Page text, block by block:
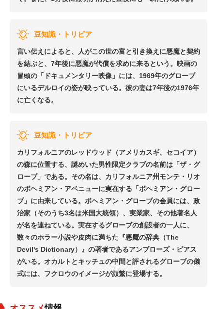
豆知識・トリビア
言い伝えによると、人がこの世の富と引き換えに悪魔と契約
を結ぶと、7年後に悪魔が代償を求めに来るという。映画の
冒頭の「ドキュメンタリー映像」には、1969年のグローブ
にいるデルロイの姿が映っている。彼の妻は7年後の1976年
に亡くなる。
豆知識・トリビア
カリフォルニアのレッドウッド（アメリカスギ、セコイア）
の森に位置する、謎めいた男性限定クラブの名前は「ザ・グ
ローブ」である。その名は、カリフォルニア州モンテ・リオ
のボヘミアン・アベニューに実在する「ボヘミアン・グロー
ブ」に由来している。ボヘミアン・グローブの会員には、政
治家（そのうち3名は米国大統領）、実業家、その他著名人
が名を連ねている。実在するグローブの創設者の一人に、
数々のホラー小説や皮肉に満ちた『悪魔の辞典（The
Devil's Dictionary）』の著者であるアンブローズ・ビアス
がいる。オカルトとキッチュの中間と評されるグローブの儀
式には、フクロウのイメージが頻繁に登場する。